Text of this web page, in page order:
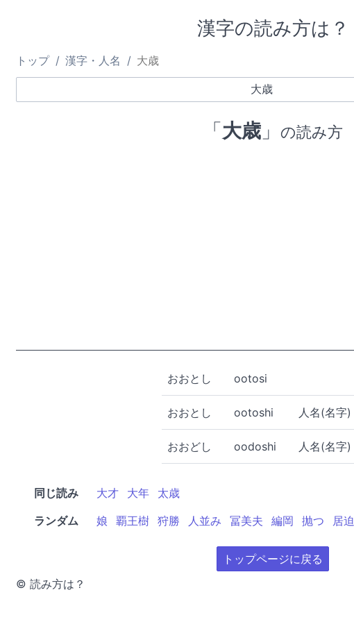
漢字の読み方は？
トップ 漢字・人名 大歳
「大歳 」 の読み方
おおとし ootosi
おおとし ootoshi 人名(名字)
おおどし oodoshi 人名(名字)
同じ読み 大才 大年
太歳
ランダム
娘 覇王樹 狩勝 人並み 冨美夫 編岡 抛つ 居迫
トップページに戻る
© 読み方は？